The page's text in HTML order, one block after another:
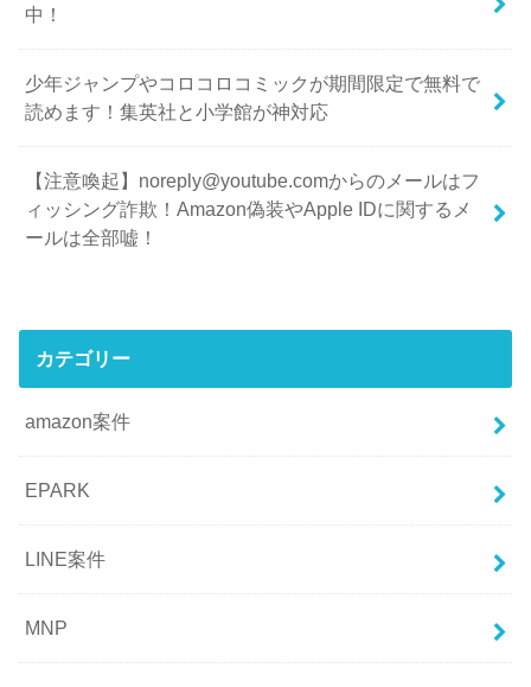
中！
少年ジャンプやコロコロコミックが期間限定で無料で
読めます！集英社と小学館が神対応
【注意喚起】noreply@youtube.comからのメールはフ
ィッシング詐欺！Amazon偽装やApple IDに関するメ
ールは全部嘘！
カテゴリー
amazon案件
EPARK
LINE案件
MNP